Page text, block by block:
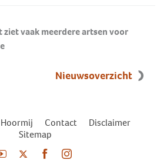
vaak meerdere artsen voor
Nieuwsoverzicht
Contact Disclaimer
Sitemap